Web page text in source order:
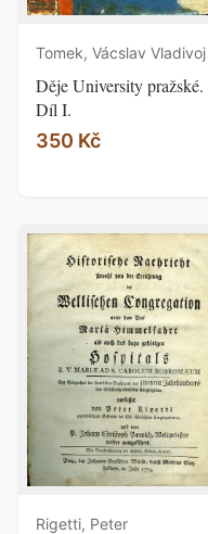
Tomek, Vácslav Vladivoj
Děje University pražské.
Díl I.
350 Kč
Rigetti, Peter